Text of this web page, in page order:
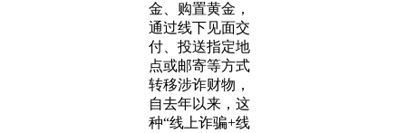
金、购置黄金，
通过线下见面交
付、投送指定地
点或邮寄等方式
转移涉诈财物，
自去年以来，这
种“线上诈骗+线